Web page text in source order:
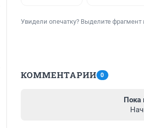
Увидели опечатку? Выделите фрагмент
КОММЕНТАРИИ 0
Пока